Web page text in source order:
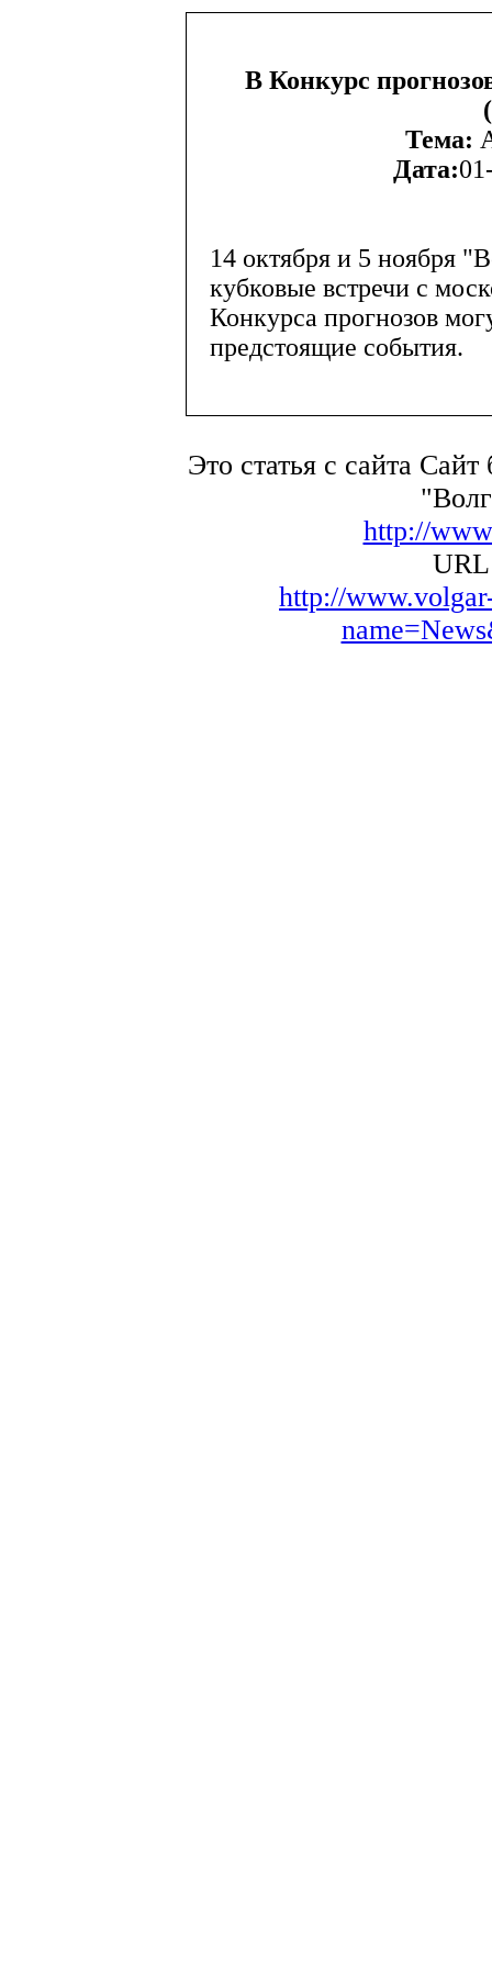
В Конкурс
Тема:
Дата:
14 октября и 5 ноября
кубковые встречи с
Конкурса прогнозов
предстоящие события.
Это статья с сайта
http://
URL
http://